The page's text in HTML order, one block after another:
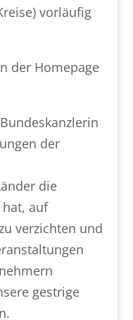
vorläufig
der Homepage
der
die
auf
verzichten und
gestrige